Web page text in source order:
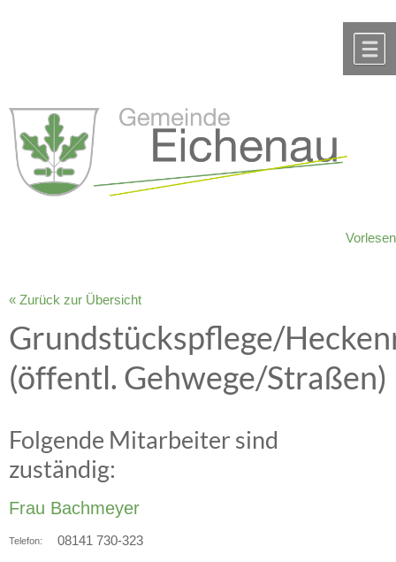
Vorlesen
« Zurück zur Übersicht
Grundstückspflege/
(öffentl. Gehwege/Straßen)
Folgende Mitarbeiter sind
zuständig:
Frau Bachmeyer
Telefon: 08141 730-323